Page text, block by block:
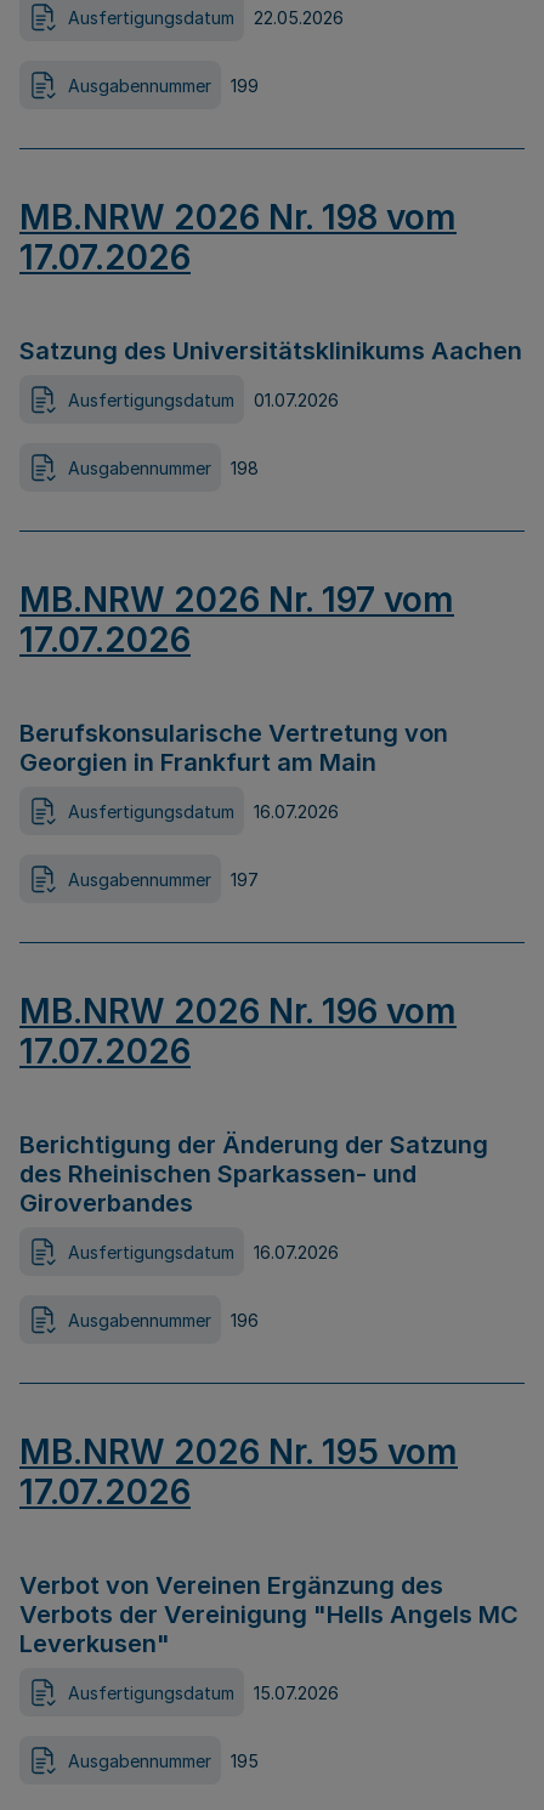
Ausfertigungsdatum 22.05.2026
Ausgabennummer 199
MB.NRW 2026 Nr. 198 vom
17.07.2026
Satzung des Universitätsklinikums Aachen
Ausfertigungsdatum 01.07.2026
Ausgabennummer 198
MB.NRW 2026 Nr. 197 vom
17.07.2026
Berufskonsularische Vertretung von
Georgien in Frankfurt am Main
Ausfertigungsdatum 16.07.2026
Ausgabennummer 197
MB.NRW 2026 Nr. 196 vom
17.07.2026
Berichtigung der Änderung der Satzung
des Rheinischen Sparkassen- und
Giroverbandes
Ausfertigungsdatum 16.07.2026
Ausgabennummer 196
MB.NRW 2026 Nr. 195 vom
17.07.2026
Verbot von Vereinen Ergänzung des
Verbots der Vereinigung "Hells Angels MC
Leverkusen"
Ausfertigungsdatum 15.07.2026
Ausgabennummer 195